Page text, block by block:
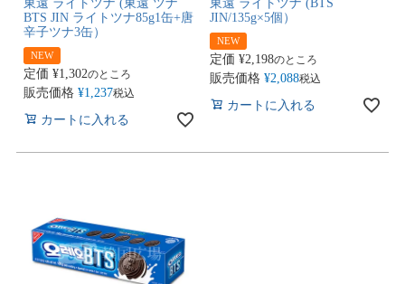
東遠 ライトツナ (東遠 ツナ
BTS JIN ライトツナ85g1缶+唐
辛子ツナ3缶）
NEW
定価 ¥1,302のところ
販売価格 ¥1,237税込
カートに入れる
東遠 ライトツナ (BTS
JIN/135g×5個）
NEW
定価 ¥2,198のところ
販売価格 ¥2,088税込
カートに入れる